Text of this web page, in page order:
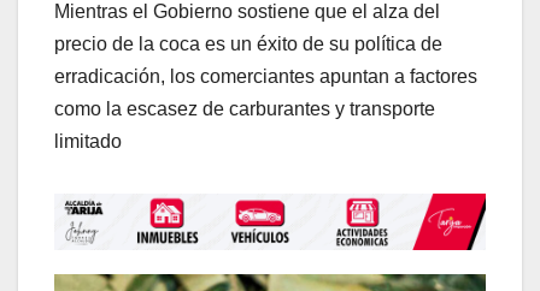
Mientras el Gobierno sostiene que el alza del
precio de la coca es un éxito de su política de
erradicación, los comerciantes apuntan a factores
como la escasez de carburantes y transporte
limitado